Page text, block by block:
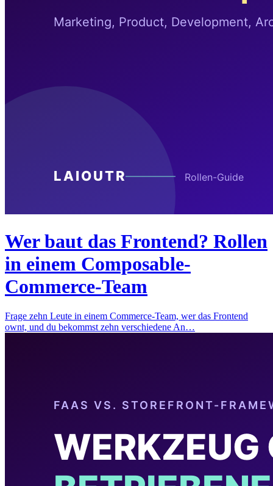
Wer baut das Frontend? Rollen
in einem Composable-
Commerce-Team
Frage zehn Leute in einem Commerce-Team, wer das Frontend
ownt, und du bekommst zehn verschiedene An…